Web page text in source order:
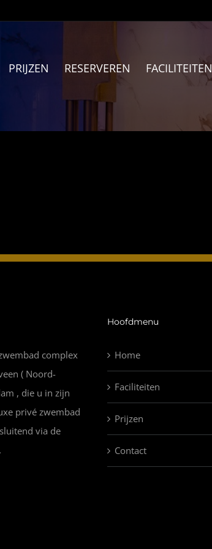
PRIJZEN RESERVEREN FACILITEITEN
complex
( Noord-
, die u in zijn
privé zwembad
via de
Hoofdmenu
Home
Faciliteiten
Prijzen
Contact